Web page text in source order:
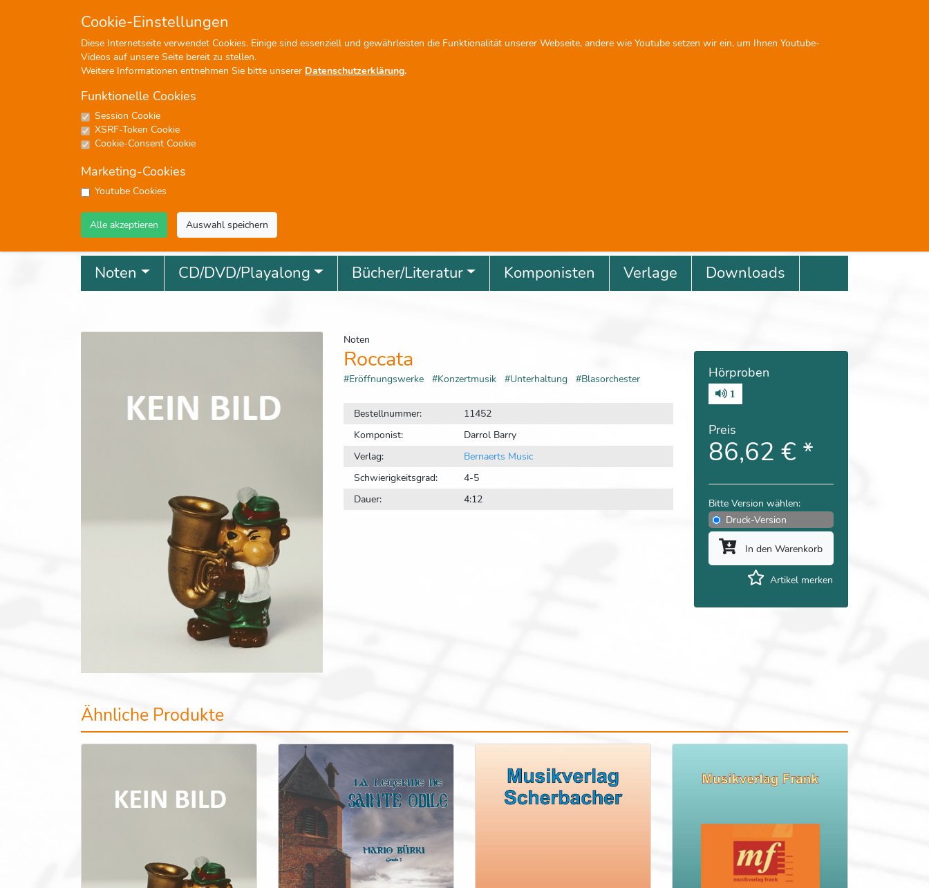
Cookie-Einstellungen
Diese Internetseite verwendet Cookies. Einige sind essenziell und gewährleisten die Funktionalität unserer Webseite, andere wie Youtube setzen wir ein, um Ihnen Youtube-
Videos auf unsere Seite bereit zu stellen.
Weitere Informationen entnehmen Sie bitte unserer Datenschutzerklärung.
Funktionelle Cookies
Session Cookie
XSRF-Token Cookie
Cookie-Consent Cookie
Marketing-Cookies
Youtube Cookies
Alle akzeptieren Auswahl speichern
+49 (0)7476-913330
Profisuche
Noten CD/DVD/Playalong Bücher/Literatur Komponisten Verlage Downloads
Noten
Roccata
#Eröffnungswerke #Konzertmusik #Unterhaltung #Blasorchester
Bestellnummer:
11452
Komponist:
Darrol Barry
Verlag:
Bernaerts Music
Schwierigkeitsgrad:
4-5
Dauer:
4:12
Hörproben
1
Preis
86,62 € *
Bitte Version wählen:
Druck-Version
In den Warenkorb
Artikel merken
Ähnliche Produkte